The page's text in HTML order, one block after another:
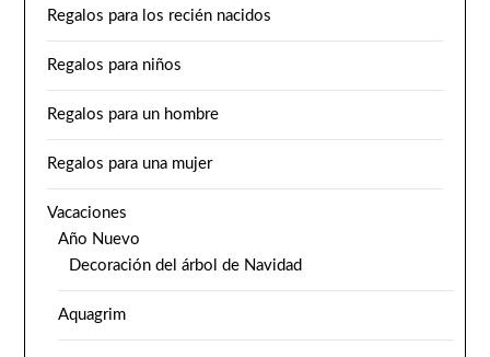
Regalos para los recién nacidos
Regalos para niños
Regalos para un hombre
Regalos para una mujer
Vacaciones
Año Nuevo
Decoración del árbol de Navidad
Aquagrim